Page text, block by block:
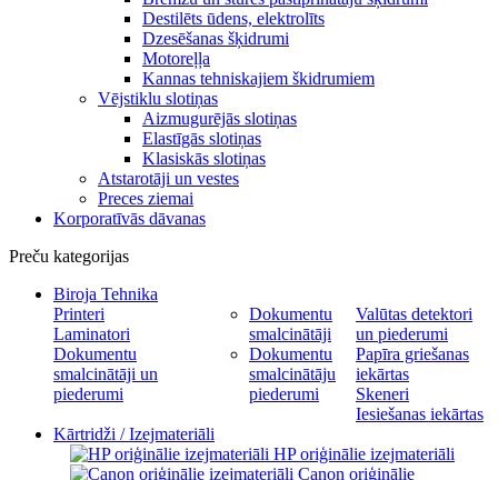
Destilēts ūdens, elektrolīts
Dzesēšanas šķidrumi
Motoreļļa
Kannas tehniskajiem škidrumiem
Vējstiklu slotiņas
Aizmugurējās slotiņas
Elastīgās slotiņas
Klasiskās slotiņas
Atstarotāji un vestes
Preces ziemai
Korporatīvās dāvanas
Preču kategorijas
Biroja Tehnika
Printeri
Laminatori
Dokumentu
smalcinātāji un
piederumi
Dokumentu
smalcinātāji
Dokumentu
smalcinātāju
piederumi
Valūtas detektori
un piederumi
Papīra griešanas
iekārtas
Skeneri
Iesiešanas iekārtas
Kārtridži / Izejmateriāli
HP oriģinālie izejmateriāli
Canon oriģinālie